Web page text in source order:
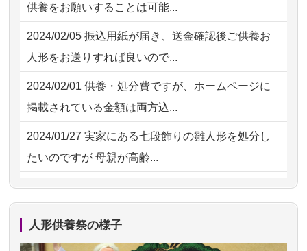
2026/07/31 17:28 栃木県の方からお申込み
た。 手続...
2026/07/18 大切にしていたお人形をきちんと供養
してくださ...
2026/07/15 子供の頃から可愛がってきた七段飾り
の雛人形で...
2026/07/15 お客様の声を読み、丁寧に供養してい
ただけそう...
2026/07/11思い出のある人形達を、ちゃんと供養
供養をお願いすることは可能...
2024/02/05 振込用紙が届き、送金確認後ご供養お
人形をお送りすれば良いので...
2024/02/01 供養・処分費ですが、ホームページに
掲載されている金額は両方込...
2024/01/27 実家にある七段飾りの雛人形を処分し
たいのですが 母親が高齢...
2024/01/13剥製の供養・処分をお願いできます
人形供養祭の様子